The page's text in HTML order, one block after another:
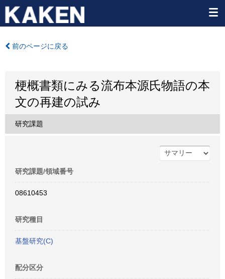
前のページに戻る
梗概書類にみる流布本源氏物語の本
文の再建の試み
研究課題
研究課題/領域番号
08610453
研究種目
基盤研究(C)
配分区分